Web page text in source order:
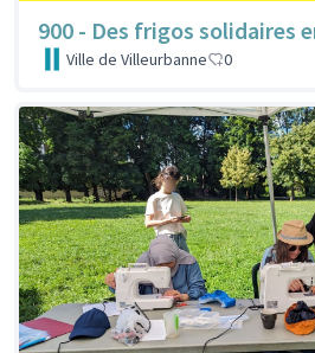
900 - Des frigos solidaires
Ville de Villeurbanne 0